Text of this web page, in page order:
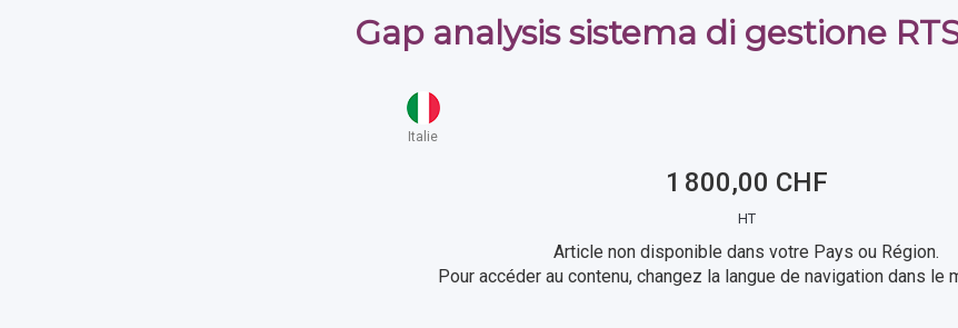
Gap analysis sistema di gestione
Italie
1 800,00 CHF
HT
Article non disponible dans votre Pays ou Région.
Pour accéder au contenu, changez la langue de navigation dans le